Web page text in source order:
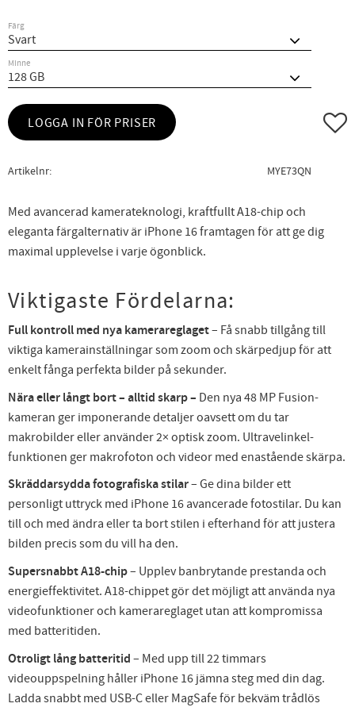
Färg
Minne
LOGGA IN FÖR PRISER Lägg
Artikelnr MYE73QN
Med avancerad kamerateknologi, kraftfullt A18-chip och
eleganta färgalternativ är iPhone 16 framtagen för att ge dig
maximal upplevelse i varje ögonblick.
Viktigaste Fördelarna:
Full kontroll med nya kamerareglaget– Få snabb tillgång till
viktiga kamerainställningar som zoom och skärpedjup för att
enkelt fånga perfekta bilder på sekunder.
Nära eller långt bort – alltid skarp– Den nya 48 MP Fusion-
kameran ger imponerande detaljer oavsett om du tar
makrobilder eller använder 2× optisk zoom. Ultravelinkel-
funktionen ger makrofoton och videor med enastående skärpa.
Skräddarsydda fotografiska stilar– Ge dina bilder ett
personligt uttryck med iPhone 16 avancerade fotostilar. Du kan
till och med ändra eller ta bort stilen i efterhand för att justera
bilden precis som du vill ha den.
Supersnabbt A18-chip– Upplev banbrytande prestanda och
energieffektivitet. A18-chippet gör det möjligt att använda nya
videofunktioner och kamerareglaget utan att kompromissa
med batteritiden.
Otroligt lång batteritid – Med upp till 22 timmars
videouppspelning håller iPhone 16 jämna steg med din dag.
Ladda snabbt med USB-C eller MagSafe för bekväm trådlös